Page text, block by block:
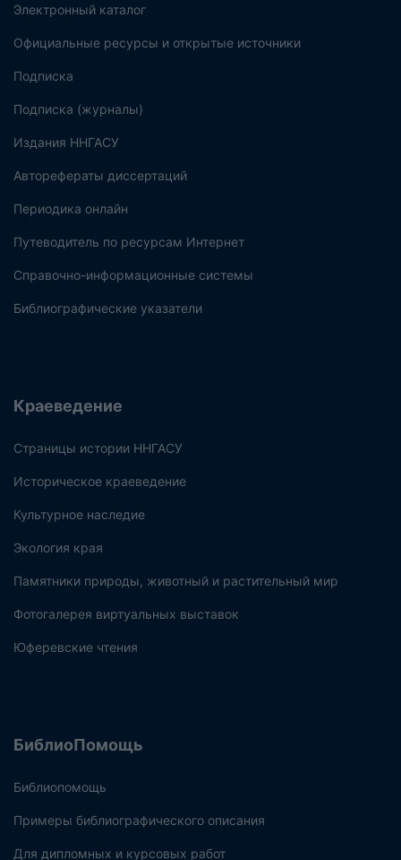
Электронный каталог
Официальные ресурсы и открытые источники
Подписка
Подписка (журналы)
Издания ННГАСУ
Авторефераты диссертаций
Периодика онлайн
Путеводитель по ресурсам Интернет
Справочно-информационные системы
Библиографические указатели
Краеведение
Страницы истории ННГАСУ
Историческое краеведение
Культурное наследие
Экология края
Памятники природы, животный и растительный мир
Фотогалерея виртуальных выставок
Юферевские чтения
БиблиоПомощь
Библиопомощь
Примеры библиографического описания
Для дипломных и курсовых работ